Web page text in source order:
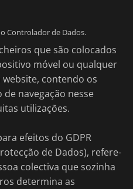
o Controlador de Dados.
que são colocados
móvel ou qualquer
contendo os
navegação nesse
utilizações.
efeitos do GDPR
de Dados), refere-
colectiva que sozinha
determina as